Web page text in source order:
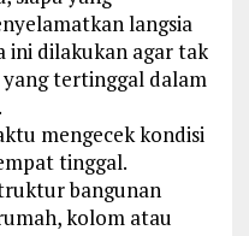
langsia
ini dilakukan agar tak
tertinggal dalam
mengecek kondisi
tinggal.
bangunan
kolom atau